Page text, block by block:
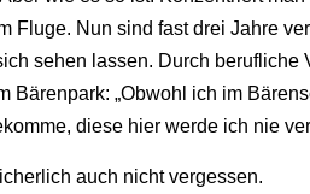
Fluge. Nun sind fast drei Jahre
sehen lassen. Durch berufliche
Bärenpark: „Obwohl ich im
diese hier werde ich nie
auch nicht vergessen.